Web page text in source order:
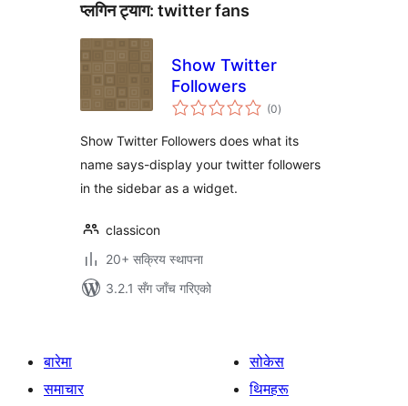
प्लगिन ट्याग: twitter fans
Show Twitter
Followers
(0कुल
रेटिङ्गहरू
)
Show Twitter Followers does what its
name says-display your twitter followers
in the sidebar as a widget.
classicon
20+ सक्रिय स्थापना
3.2.1 सँग जाँच गरिएको
बारेमा
समाचार
सोकेस
थिमहरू